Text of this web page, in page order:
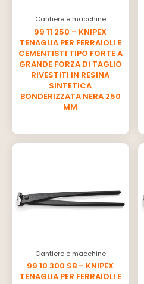
Cantiere e macchine
99 11 250 – KNIPEX
TENAGLIA PER FERRAIOLI E
CEMENTISTI TIPO FORTE A
GRANDE FORZA DI TAGLIO
RIVESTITI IN RESINA
SINTETICA
BONDERIZZATA NERA 250
MM
Cantiere e macchine
99 10 300 SB – KNIPEX
TENAGLIA PER FERRAIOLI E